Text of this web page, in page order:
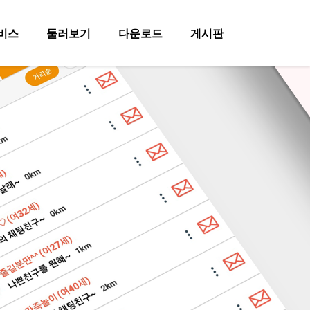
스 둘러보기 다운로드 게시판